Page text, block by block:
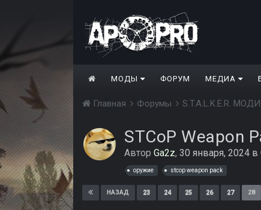
МОДЫ ФОРУМ МЕДИА
Главная Форумы S.T.A.L.K.E.R.
STCoP Weapon
Автор Ga2z, 30 января, 2024 в
оружие stcop weapon pack
НАЗАД 23 24 25 26 27 28